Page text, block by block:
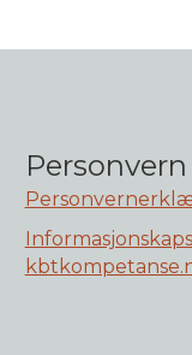
Personvern